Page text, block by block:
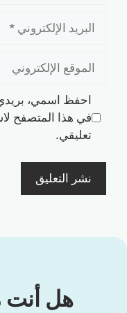
البريد
الإلكتروني
الموقع
الإلكتروني
احفظ اسمي، بريدي
في هذا المتصفح
تعليقي.
هل أنت